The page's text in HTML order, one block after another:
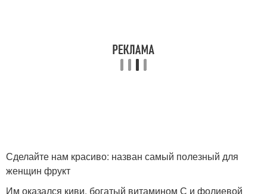
Сделайте нам красиво: назван самый полезный для
женщин фрукт
Им оказался киви, богатый витамином С и фолиевой